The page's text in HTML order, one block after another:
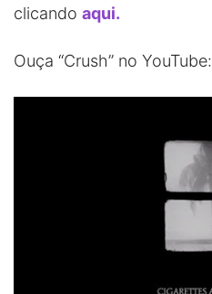
clicando aqui.
Ouça “Crush” no YouTube: